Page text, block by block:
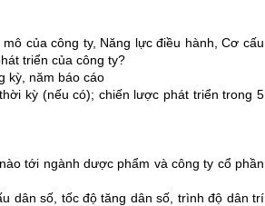
của công ty, Năng lực điều hành, Cơ cấu
triển của công ty?
kỳ, năm báo cáo
kỳ (nếu có); chiến lược phát triển trong 5
tới ngành dược phẩm và công ty cổ phần
dân số, tốc độ tăng dân số, trình độ dân trí